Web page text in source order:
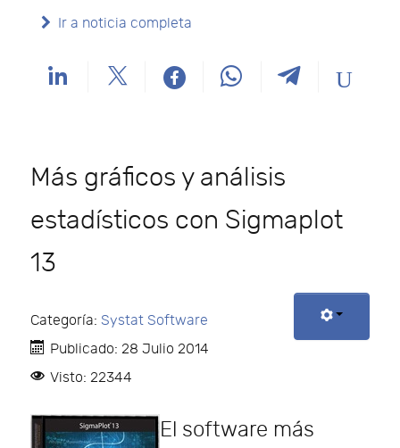
Ir a noticia completa
Más gráficos y análisis
estadísticos con Sigmaplot
13
Categoría: Systat Software
Publicado: 28 Julio 2014
Visto: 22344
El software más